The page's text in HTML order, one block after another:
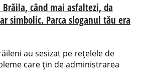
Brăila, când mai asfaltezi, da
simbolic. Parca sloganul tău era
au sesizat pe rețelele de
care țin de administrarea